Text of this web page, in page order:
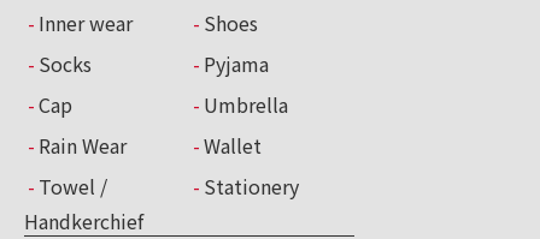
Inner wear
Shoes
Socks
Pyjama
Cap
Umbrella
Rain Wear
Wallet
Towel /
Handkerchief
Stationery